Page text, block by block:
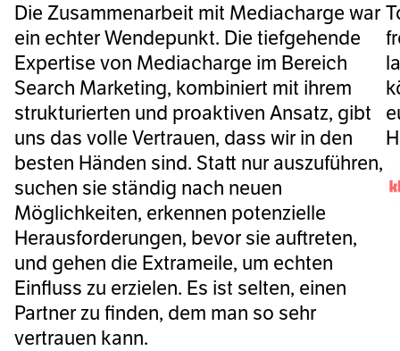
Die Zusammenarbeit mit Mediacharge war
ein echter Wendepunkt. Die tiefgehende
Expertise von Mediacharge im Bereich
Search Marketing, kombiniert mit ihrem
strukturierten und proaktiven Ansatz, gibt
uns das volle Vertrauen, dass wir in den
besten Händen sind. Statt nur auszuführen,
suchen sie ständig nach neuen
Möglichkeiten, erkennen potenzielle
Herausforderungen, bevor sie auftreten,
und gehen die Extrameile, um echten
Einfluss zu erzielen. Es ist selten, einen
Partner zu finden, dem man so sehr
vertrauen kann.